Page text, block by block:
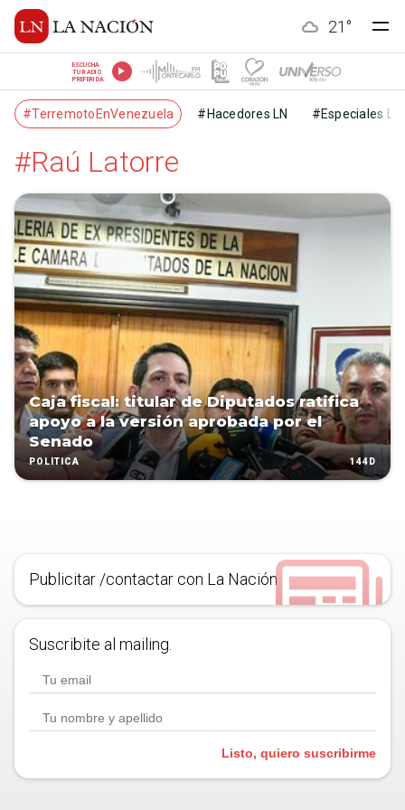
21 °
ESCUCHÁ
TU RADIO
PREFERIDA
#TerremotoEnVenezuela #Hacedores LN #Especiales LN
#Raú Latorre
Caja fiscal: titular de Diputados ratifica
apoyo a la versión aprobada por el
Senado
POLÍTICA 144D
Publicitar /contactar con La Nación
Suscribite al mailing.
Listo, quiero suscribirme